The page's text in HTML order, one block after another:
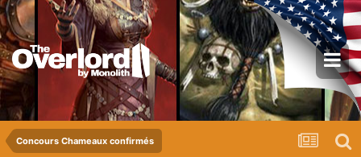
Concours Chameaux confirmés